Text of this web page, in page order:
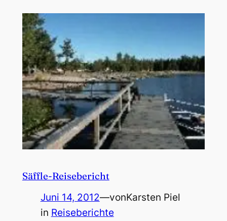
Säffle-Reisebericht
Juni 14, 2012—vonKarsten Piel
in Reiseberichte